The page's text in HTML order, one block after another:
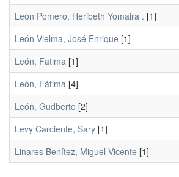
León Pomero, Heribeth Yomaira . [1]
León Vielma, José Enrique [1]
León, Fatima [1]
León, Fátima [4]
León, Gudberto [2]
Levy Carciente, Sary [1]
Linares Benítez, Miguel Vicente [1]